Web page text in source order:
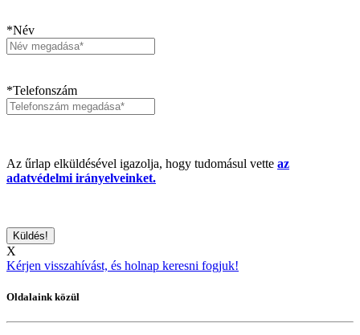
*Név
*Telefonszám
Az űrlap elküldésével igazolja, hogy tudomásul vette az
adatvédelmi irányelveinket.
X
Kérjen visszahívást, és holnap keresni fogjuk!
Oldalaink közül